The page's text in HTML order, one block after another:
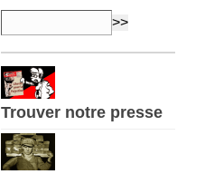
Trouver notre presse